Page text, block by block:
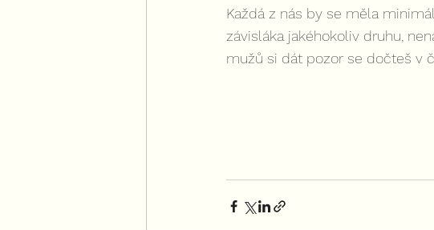
Každá z nás by se měla
závisláka jakéhokoliv druhu,
mužů si dát pozor se dočteš v